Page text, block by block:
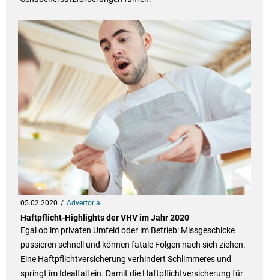
05.02.2020 Advertorial
Haftpflicht-Highlights der VHV im Jahr 2020
Egal ob im privaten Umfeld oder im Betrieb: Missgeschicke
passieren schnell und können fatale Folgen nach sich ziehen.
Eine Haftpflichtversicherung verhindert Schlimmeres und
springt im Idealfall ein. Damit die Haftpflichtversicherung für